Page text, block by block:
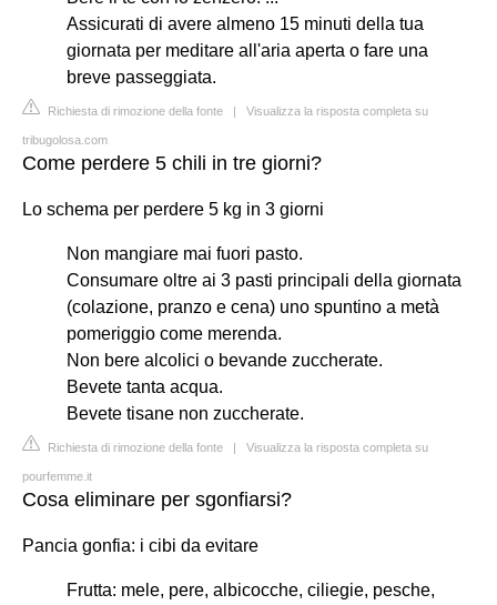
Assicurati di avere almeno 15 minuti della tua
giornata per meditare all'aria aperta o fare una
breve passeggiata.
Richiesta di rimozione della fonte | Visualizza la risposta completa su
tribugolosa.com
Come perdere 5 chili in tre giorni?
Lo schema per perdere 5 kg in 3 giorni
Non mangiare mai fuori pasto.
Consumare oltre ai 3 pasti principali della giornata
(colazione, pranzo e cena) uno spuntino a metà
pomeriggio come merenda.
Non bere alcolici o bevande zuccherate.
Bevete tanta acqua.
Bevete tisane non zuccherate.
Richiesta di rimozione della fonte | Visualizza la risposta completa su
pourfemme.it
Cosa eliminare per sgonfiarsi?
Pancia gonfia: i cibi da evitare
Frutta: mele, pere, albicocche, ciliegie, pesche,